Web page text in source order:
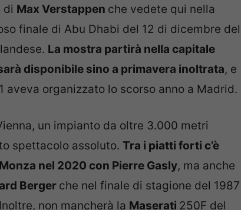
di Max Verstappen che vedete qui nella
finale di Abu Dhabi del 12 di dicembre del
La mostra partirà nella capitale
disponibile sino a primavera inoltrata, e
aveva organizzato lo scorso anno a Madrid.
un impianto da oltre 3.000 metri
spettacolo assoluto. Tra i piatti forti c’è
nel 2020 con Pierre Gasly, ma anche
Berger che nel finale di stagione del 1987
non mancherà la Maserati 250F del